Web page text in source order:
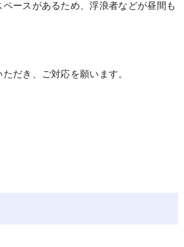
ースがあるため、浮浪者などが昼間も
だき、ご対応を願います。